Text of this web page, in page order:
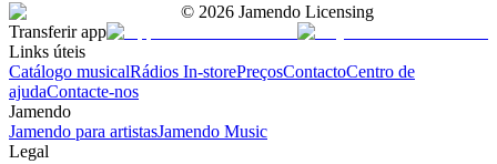
© 2026 Jamendo Licensing
Transferir app
Links úteis
Catálogo musicalRádios In-storePreçosContactoCentro de
ajudaContacte-nos
Jamendo
Jamendo para artistasJamendo Music
Legal